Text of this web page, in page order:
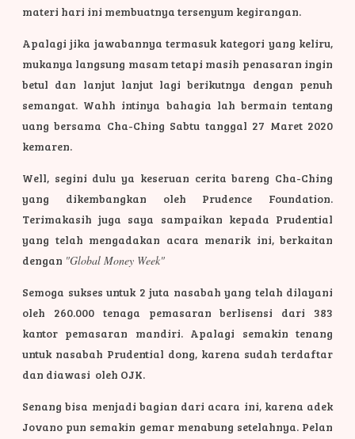
materi hari ini membuatnya tersenyum kegirangan.
Apalagi jika jawabannya termasuk kategori yang keliru,
mukanya langsung masam tetapi masih penasaran ingin
betul dan lanjut lanjut lagi berikutnya dengan penuh
semangat. Wahh intinya bahagia lah bermain tentang
uang bersama Cha-Ching Sabtu tanggal 27 Maret 2020
kemaren.
Well, segini dulu ya keseruan cerita bareng Cha-Ching
yang dikembangkan oleh Prudence Foundation.
Terimakasih juga saya sampaikan kepada Prudential
yang telah mengadakan acara menarik ini, berkaitan
dengan "Global Money Week"
Semoga sukses untuk 2 juta nasabah yang telah dilayani
oleh 260.000 tenaga pemasaran berlisensi dari 383
kantor pemasaran mandiri. Apalagi semakin tenang
untuk nasabah Prudential dong, karena sudah terdaftar
dan diawasi oleh OJK.
Senang bisa menjadi bagian dari acara ini, karena adek
Jovano pun semakin gemar menabung setelahnya. Pelan